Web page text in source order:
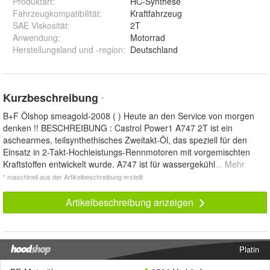
Fahrzeugkompatibilität:
Kraftfahrzeug
SAE Viskosität:
2T
Anwendung:
Motorrad
Herstellungsland und -region: Deutschland
Kurzbeschreibung *
B+F Ölshop smeagold-2008 ( ) Heute an den Service von morgen
denken !! BESCHREIBUNG : Castrol Power1 A747 2T ist ein
aschearmes, teilsynthethisches Zweitakt-Öl, das speziell für den
Einsatz in 2-Takt-Hochleistungs-Rennmotoren mit vorgemischten
Kraftstoffen entwickelt wurde. A747 ist für wassergekühl... Mehr
* maschinell aus der Artikelbeschreibung erstellt
Artikelbeschreibung anzeigen
Platin